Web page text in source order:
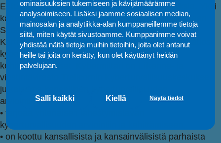
ominaisuuksien tukemiseen ja kävijämäärämme
analysoimiseen. Lisäksi jaamme sosiaalisen median,
mainosalan ja analytiikka-alan kumppaneillemme tietoja
siitä, miten käytät sivustoamme. Kumppanimme voivat
yhdistää näitä tietoja muihin tietoihin, joita olet antanut
heille tai joita on kerätty, kun olet käyttänyt heidän
palvelujaan.
Salli kaikki Kiellä Näytä tiedot
Enfo tarjoaa useita tietoturvaan liittyiä kartoituksia. Yksi
kattavimmista on Kybermittari-kartoitus jota tarjotaan
Suomessa toimiville yrityksille ja yhteisöille.
Kartoituksen avulla saat kokonaiskuvan organisaatiosi
kyberturvallisuuden tasosta ja konkreettiset
kehitysehdotukset. Kybermittari on Liikenne- ja
viestintävirasto Traficomin Kyberturvallisuuskeskuksen
julkaisema kansallinen kyberturvallisuuden
arviointimalli, joka
• tarjoaa yhtenäisen lähestymistavan
kyberturvallisuuden arviointiin ja kehittämiseen,
• on koottu kansallisista ja kansainvälisistä parhaista